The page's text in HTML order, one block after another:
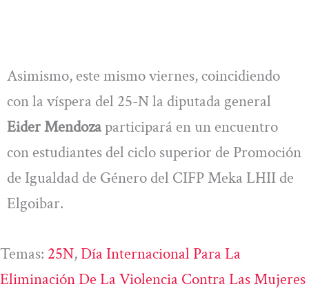
Asimismo, este mismo viernes, coincidiendo
con la víspera del 25-N la diputada general
Eider Mendozaparticipará en un encuentro
con estudiantes del ciclo superior de Promoción
de Igualdad de Género del CIFP Meka LHII de
Elgoibar.
Temas: 25N, Día Internacional Para La
Eliminación De La Violencia Contra Las Mujeres